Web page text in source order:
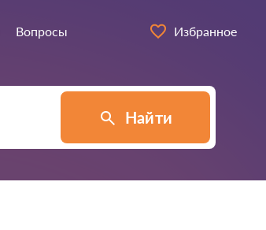
Вопросы Избранное
Найти